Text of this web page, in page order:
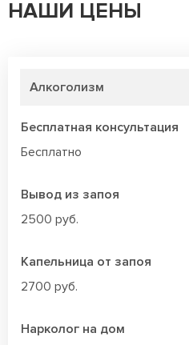
НАШИ ЦЕНЫ
Алкоголизм
Бесплатная консультация
Бесплатно
Вывод из запоя
2500 руб.
Капельница от запоя
2700 руб.
Нарколог на дом